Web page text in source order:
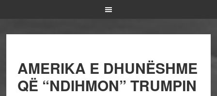
AMERIKA E DHUNËSHME
QË “NDIHMON” TRUMPIN